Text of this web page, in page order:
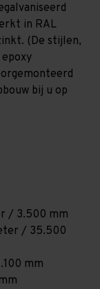
in RAL
(De stijlen,
bij u op
/ 3.500 mm
/ 35.500
mm